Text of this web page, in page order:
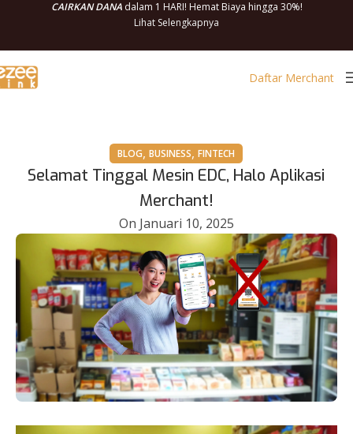
CAIRKAN DANAdalam 1 HARI! Hemat Biaya hingga 30%!
Lihat Selengkapnya
Daftar Merchant
BLOG,BUSINESS,FINTECH
Selamat Tinggal Mesin EDC, Halo Aplikasi
Merchant!
On Januari 10, 2025